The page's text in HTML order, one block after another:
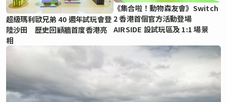
超級瑪利歐兄弟 40 週年試玩會登
陸沙田 歷史回顧牆首度香港亮
相
《集合啦！動物森友會》Switch
2 香港首個官方活動登場
AIRSIDE 設試玩區及 1:1 場景